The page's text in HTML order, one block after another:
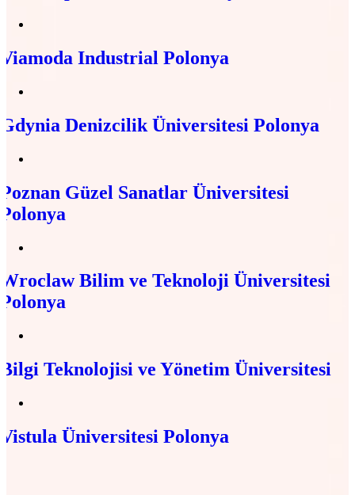
Viamoda Industrial Polonya
Gdynia Denizcilik Üniversitesi Polonya
Poznan Güzel Sanatlar Üniversitesi
Polonya
Wroclaw Bilim ve Teknoloji Üniversitesi
Polonya
Bilgi Teknolojisi ve Yönetim Üniversitesi
Vistula Üniversitesi Polonya